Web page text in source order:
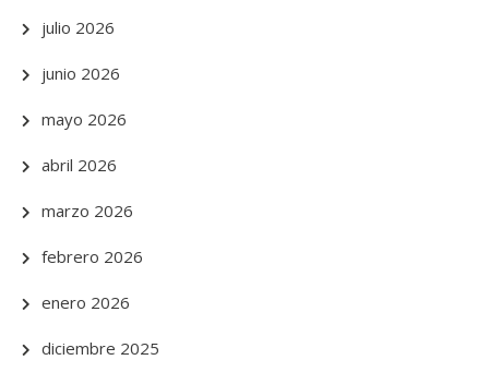
julio 2026
junio 2026
mayo 2026
abril 2026
marzo 2026
febrero 2026
enero 2026
diciembre 2025